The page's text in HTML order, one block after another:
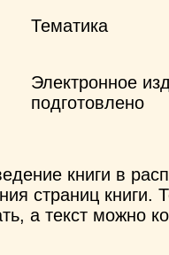
Тематика
Электронное
подготовлено
книги в
страниц
а текст можно